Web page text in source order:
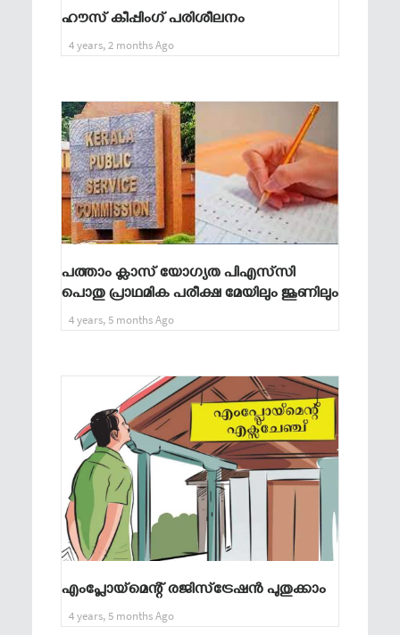
ഹൗസ് കീപ്പിംഗ് പരിശീലനം
4 years, 2 months Ago
പത്താം ക്ലാസ് യോഗ്യത പിഎസ്‍സി
പൊതു പ്രാഥമിക പരീക്ഷ മേയിലും ജൂണിലും
4 years, 5 months Ago
എംപ്ലോയ്‌മെന്റ് രജിസ്‌ട്രേഷൻ പുതുക്കാം
4 years, 5 months Ago